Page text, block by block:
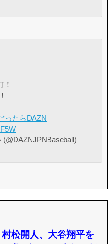
！
ったらDAZN
村松開人、大谷翔平を